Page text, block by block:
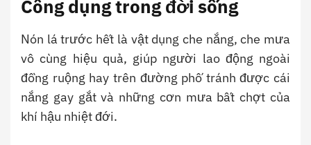
Công dụng trong đời sống
Nón lá trước hết là vật dụng che nắng, che mưa
vô cùng hiệu quả, giúp người lao động ngoài
đồng ruộng hay trên đường phố tránh được cái
nắng gay gắt và những cơn mưa bất chợt của
khí hậu nhiệt đới.